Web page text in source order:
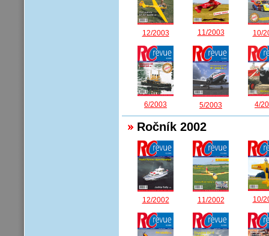
12/2003 11/2003 10/
6/2003 5/2003 4/
Ročník 2002
12/2002 11/2002 10/